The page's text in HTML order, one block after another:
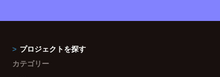
プロジェクトを探す
カテゴリー